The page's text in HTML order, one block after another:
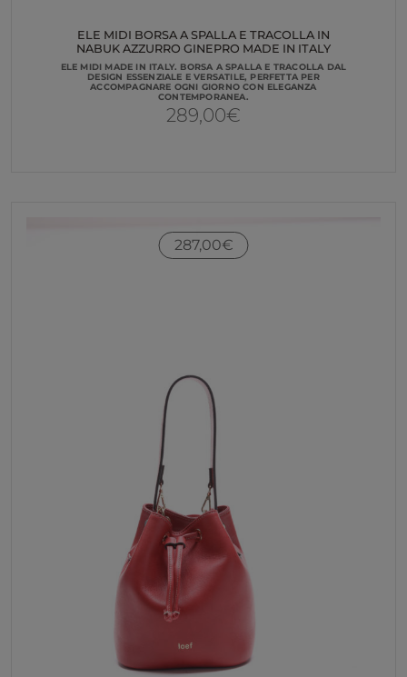
ELE MIDI BORSA A SPALLA E TRACOLLA IN
NABUK AZZURRO GINEPRO MADE IN ITALY
ELE MIDI MADE IN ITALY. BORSA A SPALLA E TRACOLLA DAL
DESIGN ESSENZIALE E VERSATILE, PERFETTA PER
ACCOMPAGNARE OGNI GIORNO CON ELEGANZA
CONTEMPORANEA.
289,00€
287,00€